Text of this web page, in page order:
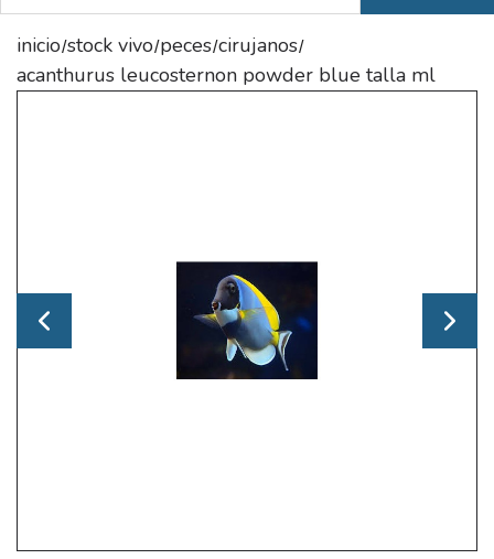
inicio/stock vivo/peces/cirujanos/
acanthurus leucosternon powder blue talla ml